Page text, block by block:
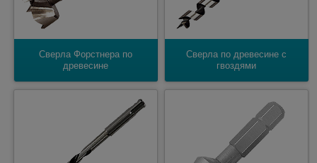
Cверла Форстнера по
древесине
Сверла по древесине с
гвоздями